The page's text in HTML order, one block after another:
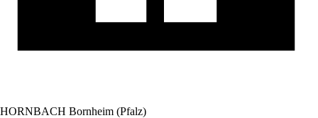
HORNBACH Bornheim (Pfalz)